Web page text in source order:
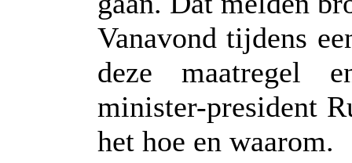
Vanavond tijdens
deze maatregel
minister-president
het hoe en waarom.